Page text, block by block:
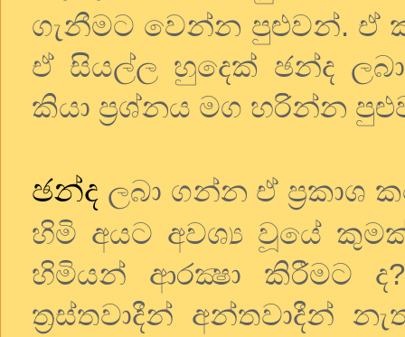
ගැනීමට වෙන්න පුළුවන්. ඒ
ඒ සියල්ල හුදෙක් ඡන්ද
කියා ප්‍රශ්නය මග හරින්න
ඡන්ද ලබා ගන්න ඒ ප්‍රකාශ
හිමි අයට අවශ්‍ය වූයේ
හිමියන් ආරක්‍ෂා කිරීමට
ත්‍රස්තවාදීන් අන්තවාදීන්